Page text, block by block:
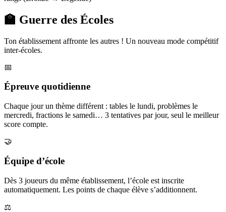
🏫 Guerre des Écoles
Ton établissement affronte les autres ! Un nouveau mode compétitif
inter-écoles.
📅
Épreuve quotidienne
Chaque jour un thème différent : tables le lundi, problèmes le
mercredi, fractions le samedi… 3 tentatives par jour, seul le meilleur
score compte.
🤝
Équipe d’école
Dès 3 joueurs du même établissement, l’école est inscrite
automatiquement. Les points de chaque élève s’additionnent.
⚖️